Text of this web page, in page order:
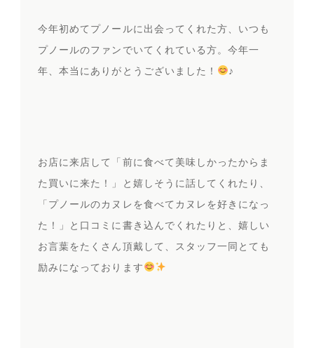
今年初めてプノールに出会ってくれた方、いつも
プノールのファンでいてくれている方。今年一
年、本当にありがとうございました！
♪
お店に来店して「前に食べて美味しかったからま
た買いに来た！」と嬉しそうに話してくれたり、
「プノールのカヌレを食べてカヌレを好きになっ
た！」と口コミに書き込んでくれたりと、嬉しい
お言葉をたくさん頂戴して、スタッフ一同とても
励みになっております